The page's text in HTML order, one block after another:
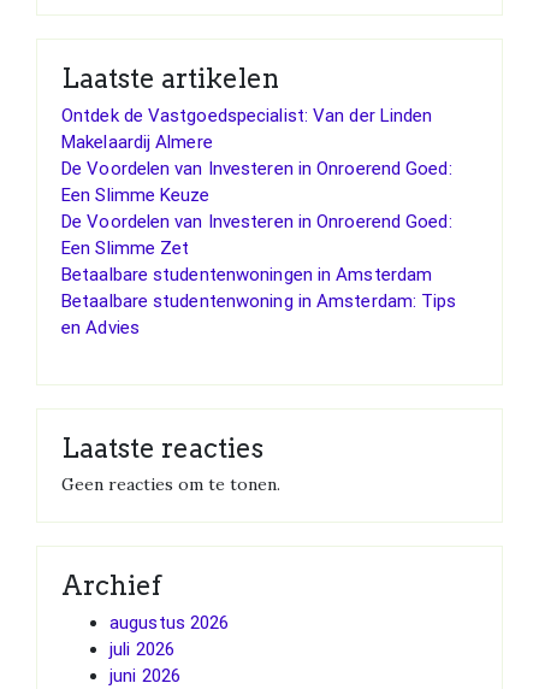
Laatste artikelen
Ontdek de Vastgoedspecialist: Van der Linden
Makelaardij Almere
De Voordelen van Investeren in Onroerend Goed:
Een Slimme Keuze
De Voordelen van Investeren in Onroerend Goed:
Een Slimme Zet
Betaalbare studentenwoningen in Amsterdam
Betaalbare studentenwoning in Amsterdam: Tips
en Advies
Laatste reacties
Geen reacties om te tonen.
Archief
augustus 2026
juli 2026
juni 2026